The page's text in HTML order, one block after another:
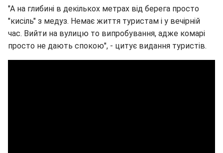
"А на глибині в декількох метрах від берега просто
"кисіль" з медуз. Немає життя туристам і у вечірній
час. Вийти на вулицю то випробування, адже комарі
просто не дають спокою", - цитує видання туристів.